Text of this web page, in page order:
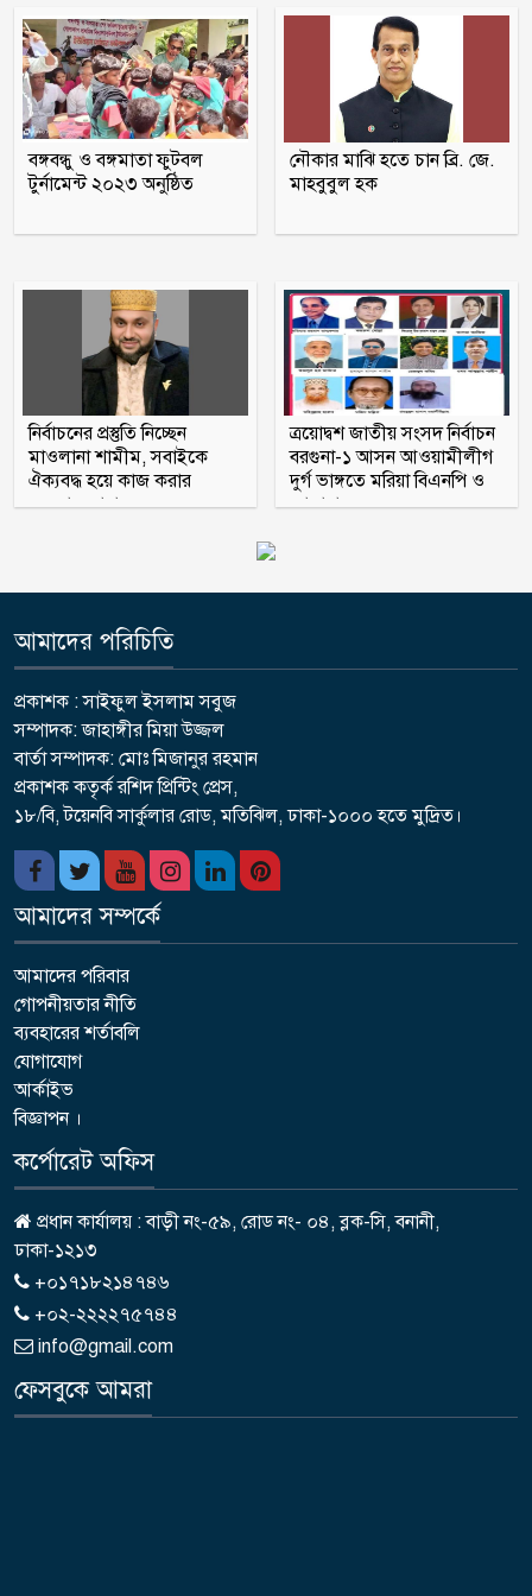
জুলাই স্মৃতি জাদুঘর বিতাড়িত ফ্যাসিস্টদের
মুখোশ উন্মোচন করবে: প্রধানমন্ত্রী
তিতুমীর কলেজে ছাত্রশক্তির ২ নেতার ওপর
ছাত্রদলের হামলার অভিযোগ
বঙ্গবন্ধু ও বঙ্গমাতা ফুটবল
টুর্নামেন্ট ২০২৩ অনুষ্ঠিত
নৌকার মাঝি হতে চান ব্রি. জে.
মাহবুবুল হক
নির্বাচনের প্রস্তুতি নিচ্ছেন
মাওলানা শামীম, সবাইকে
ঐক্যবদ্ধ হয়ে কাজ করার
অহব্বান জানান
ত্রয়োদ্বশ জাতীয় সংসদ নির্বাচন
বরগুনা-১ আসন আওয়ামীলীগ
দুর্গ ভাঙ্গতে মরিয়া বিএনপি ও
জামায়াত
আমাদের পরিচিতি
প্রকাশক : সাইফুল ইসলাম সবুজ
সম্পাদক: জাহাঙ্গীর মিয়া উজ্জল
বার্তা সম্পাদক: মোঃ মিজানুর রহমান
প্রকাশক কতৃর্ক রশিদ প্রিন্টিং প্রেস,
১৮/বি, টয়েনবি সার্কুলার রোড, মতিঝিল, ঢাকা-১০০০ হতে মুদ্রিত।
আমাদের সম্পর্কে
আমাদের পরিবার
গোপনীয়তার নীতি
ব্যবহারের শর্তাবলি
যোগাযোগ
আর্কাইভ
বিজ্ঞাপন ।
কর্পোরেট অফিস
প্রধান কার্যালয় : বাড়ী নং-৫৯, রোড নং- ০৪, ব্লক-সি, বনানী,
ঢাকা-১২১৩
+০১৭১৮২১৪৭৪৬
+০২-২২২২৭৫৭৪৪
info@gmail.com
ফেসবুকে আমরা